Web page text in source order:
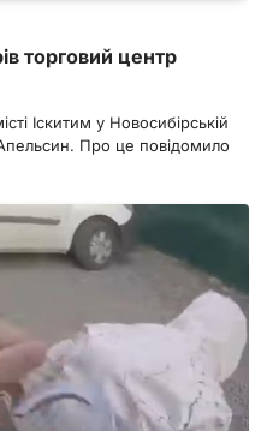
торговий центр
Іскитим у Новосибірській
Про це повідомило